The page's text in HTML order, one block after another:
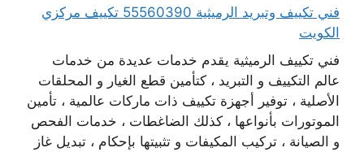
فني تكييف وتبريد الرميثية 55560390 تكييف مركزي
الكويت
فني تكييف الرميثية يقدم خدمات عديدة من خدمات
عالم التكييف و التبريد ، كتأمين قطع الغيار و المحلقات
الأصلية ، توفير أجهزة تكييف ذات ماركات عالمية ، تأمين
الموتورات بأنواعها ، كذلك الضاغطات ، خدمات الفحص
و الصيانة ، تركيب المكيفات و تثبيتها بإحكام ، تبديل غاز